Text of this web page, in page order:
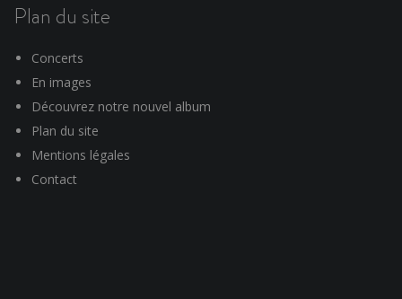
Plan du site
Concerts
En images
Découvrez notre nouvel album
Plan du site
Mentions légales
Contact